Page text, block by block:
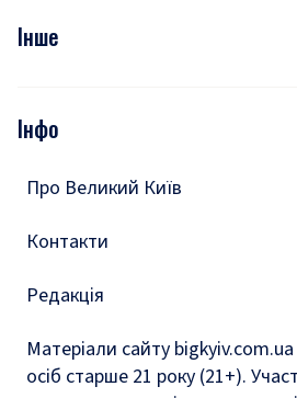
Фото
Подкасти
Інше
Тести
Інфо
Про Великий Київ
Контакти
Редакція
Матеріали сайту
осіб старше 21 року (21+).